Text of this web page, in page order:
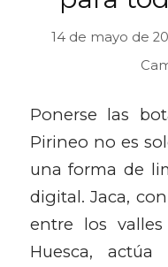
14 de mayo de
Ponerse las
Pirineo no es
una forma de
digital. Jaca,
entre los
Huesca,